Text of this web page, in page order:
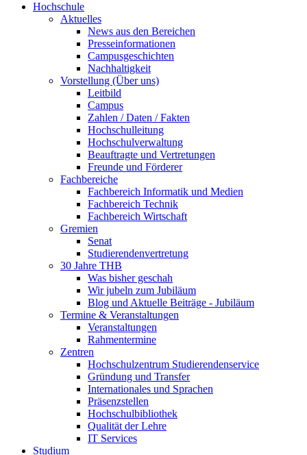
Hochschule
Aktuelles
News aus den Bereichen
Presseinformationen
Campusgeschichten
Nachhaltigkeit
Vorstellung (Über uns)
Leitbild
Campus
Zahlen / Daten / Fakten
Hochschulleitung
Hochschulverwaltung
Beauftragte und Vertretungen
Freunde und Förderer
Fachbereiche
Fachbereich Informatik und Medien
Fachbereich Technik
Fachbereich Wirtschaft
Gremien
Senat
Studierendenvertretung
30 Jahre THB
Was bisher geschah
Wir jubeln zum Jubiläum
Blog und Aktuelle Beiträge - Jubiläum
Termine & Veranstaltungen
Veranstaltungen
Rahmentermine
Zentren
Hochschulzentrum Studierendenservice
Gründung und Transfer
Internationales und Sprachen
Präsenzstellen
Hochschulbibliothek
Qualität der Lehre
IT Services
Studium